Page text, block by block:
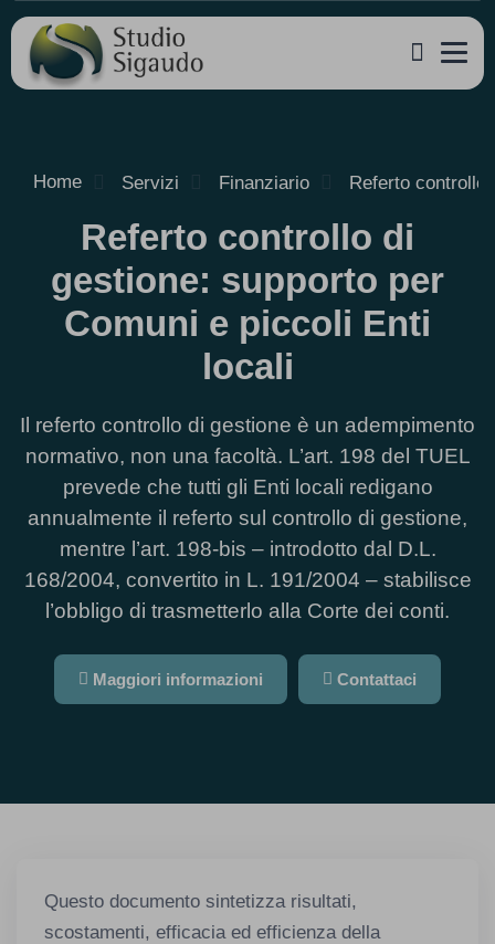
Home Servizi Finanziario Referto controllo
Referto controllo di
gestione: supporto per
Comuni e piccoli Enti
locali
Il referto controllo di gestione è un adempimento
normativo, non una facoltà. L’art. 198 del TUEL
prevede che tutti gli Enti locali redigano
annualmente il referto sul controllo di gestione,
mentre l’art. 198-bis – introdotto dal D.L.
168/2004, convertito in L. 191/2004 – stabilisce
l’obbligo di trasmetterlo alla Corte dei conti.
Maggiori informazioni Contattaci
Questo documento sintetizza risultati,
scostamenti, efficacia ed efficienza della